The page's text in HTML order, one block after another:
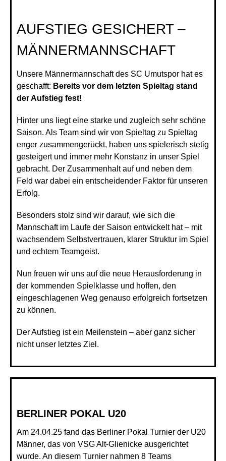
AUFSTIEG GESICHERT –
MÄNNERMANNSCHAFT
Unsere Männermannschaft des SC Umutspor hat es
geschafft: Bereits vor dem letzten Spieltag stand
der Aufstieg fest!
Hinter uns liegt eine starke und zugleich sehr schöne
Saison. Als Team sind wir von Spieltag zu Spieltag
enger zusammengerückt, haben uns spielerisch stetig
gesteigert und immer mehr Konstanz in unser Spiel
gebracht. Der Zusammenhalt auf und neben dem
Feld war dabei ein entscheidender Faktor für unseren
Erfolg.
Besonders stolz sind wir darauf, wie sich die
Mannschaft im Laufe der Saison entwickelt hat – mit
wachsendem Selbstvertrauen, klarer Struktur im Spiel
und echtem Teamgeist.
Nun freuen wir uns auf die neue Herausforderung in
der kommenden Spielklasse und hoffen, den
eingeschlagenen Weg genauso erfolgreich fortsetzen
zu können.
Der Aufstieg ist ein Meilenstein – aber ganz sicher
nicht unser letztes Ziel.
BERLINER POKAL U20
Am 24.04.25 fand das Berliner Pokal Turnier der U20
Männer, das von VSG Alt-Glienicke ausgerichtet
wurde. An diesem Turnier nahmen 8 Teams